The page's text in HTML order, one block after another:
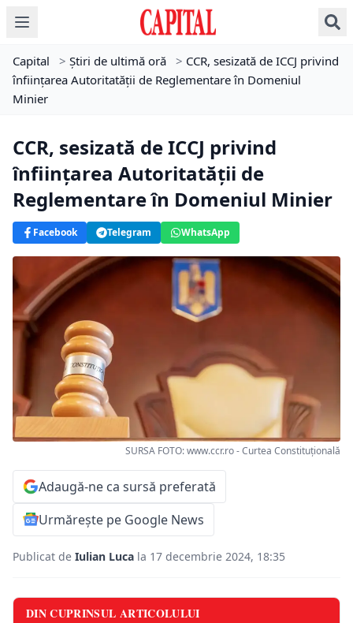
Capital > Știri de ultimă oră > CCR, sesizată de ICCJ privind
înființarea Autoritatății de Reglementare în Domeniul
Minier
CCR, sesizată de ICCJ privind
înființarea Autoritatății de
Reglementare în Domeniul Minier
Facebook Telegram WhatsApp
SURSA FOTO: www.ccr.ro - Curtea Constituțională
Adaugă-ne ca sursă preferată
Urmărește pe Google News
Publicat de Iulian Luca la 17 decembrie 2024, 18:35
DIN CUPRINSUL ARTICOLULUI